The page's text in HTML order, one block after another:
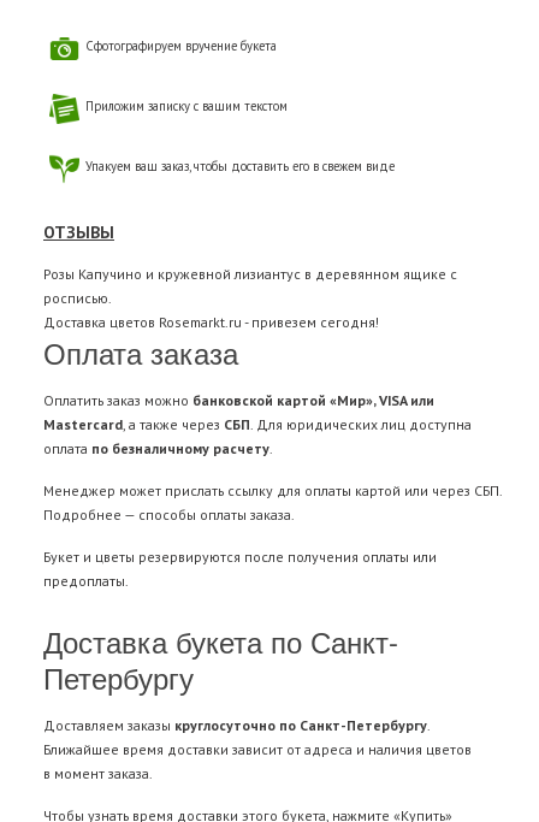
Сфотографируем вручение букета
Приложим записку с вашим текстом
Упакуем ваш заказ, чтобы доставить его в свежем виде
ОТЗЫВЫ
Розы Капучино и кружевной лизиантус в деревянном ящике с
росписью.
Доставка цветов Rosemarkt.ru - привезем сегодня!
Оплата заказа
Оплатить заказ можно банковской картой «Мир», VISA или
Mastercard, а также через СБП. Для юридических лиц доступна
оплата по безналичному расчету.
Менеджер может прислать ссылку для оплаты картой или через СБП.
Подробнее — способы оплаты заказа.
Букет и цветы резервируются после получения оплаты или
предоплаты.
Доставка букета по Санкт-
Петербургу
Доставляем заказы круглосуточно по Санкт-Петербургу.
Ближайшее время доставки зависит от адреса и наличия цветов
в момент заказа.
Чтобы узнать время доставки этого букета, нажмите «Купить»